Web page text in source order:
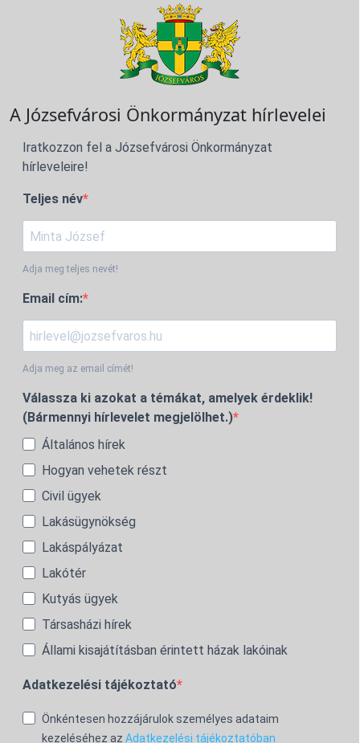
A Józsefvárosi Önkormányzat hírlevelei
Iratkozzon fel a Józsefvárosi Önkormányzat
hírleveleire!
Teljes név
Adja meg teljes nevét!
Email cím:
Adja meg az email címét!
Válassza ki azokat a témákat, amelyek érdeklik!
(Bármennyi hírlevelet megjelölhet.)
Általános hírek
Hogyan vehetek részt
Civil ügyek
Lakásügynökség
Lakáspályázat
Lakótér
Kutyás ügyek
Társasházi hírek
Állami kisajátításban érintett házak lakóinak
Adatkezelési tájékoztató
Önkéntesen hozzájárulok személyes adataim
kezeléséhez az Adatkezelési tájékoztatóban